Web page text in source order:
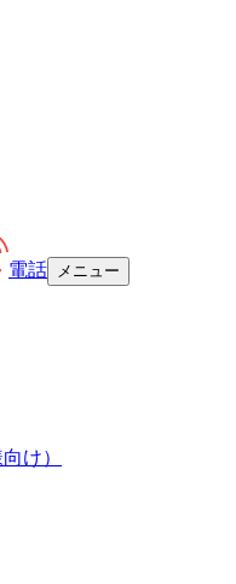
電話 メニュー
け）